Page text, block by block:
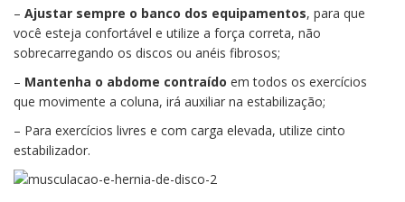
– Ajustar sempre o banco dos equipamentos, para que
você esteja confortável e utilize a força correta, não
sobrecarregando os discos ou anéis fibrosos;
– Mantenha o abdome contraído em todos os exercícios
que movimente a coluna, irá auxiliar na estabilização;
– Para exercícios livres e com carga elevada, utilize cinto
estabilizador.